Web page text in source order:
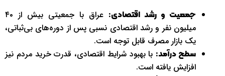
جمعیت و رشد اقتصادی:
عراق با جمعیتی بیش از ۴۰
میلیون نفر و رشد اقتصادی نسبی پس از دوره‌های بی‌ثباتی،
یک بازار مصرف قابل توجه است.
سطح درآمد: با بهبود شرایط اقتصادی، قدرت خرید مردم نیز
افزایش یافته است.